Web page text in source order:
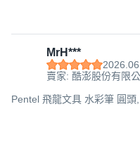
MrH***
賣家: 酷澎股份有限
Pentel 飛龍文具 水彩筆 圓頭